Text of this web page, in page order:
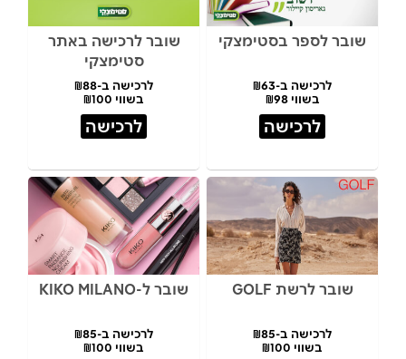
שובר לספר בסטימצקי
לרכישה ב-₪63
בשווי ₪98
לרכישה
שובר לרכישה באתר
סטימצקי
לרכישה ב-₪88
בשווי ₪100
לרכישה
שובר לרשת GOLF
לרכישה ב-₪85
בשווי ₪100
שובר ל-KIKO MILANO
לרכישה ב-₪85
בשווי ₪100